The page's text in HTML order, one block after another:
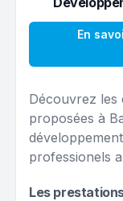
En
Découvrez les
proposées à
professionels
Les